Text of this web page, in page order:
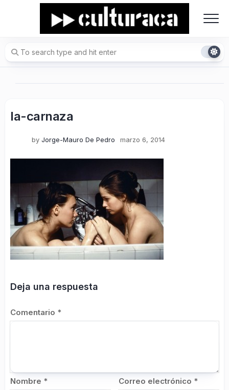
la-carnaza
by Jorge-Mauro De Pedro marzo 6, 2014
Deja una respuesta
Comentario *
Nombre * Correo electrónico *